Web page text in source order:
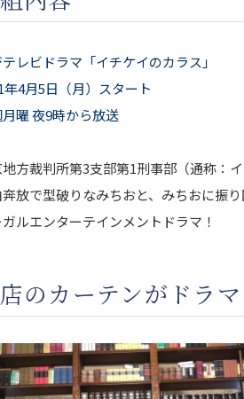
レビドラマ「イチケイのカラス」
年4月5日（月）スタート
曜 夜9時から放送
方裁判所第3支部第1刑事部（通称：
奔放で型破りなみちおと、みちおに振
ガルエンターテインメントドラマ！
のカーテンがドラ